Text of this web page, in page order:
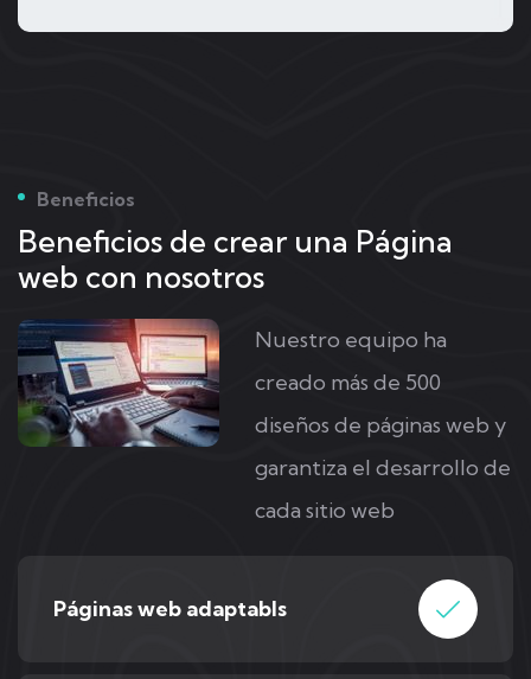
Beneficios
Beneficios de crear una Página
web con nosotros
Nuestro equipo ha
creado más de 500
diseños de páginas web y
garantiza el desarrollo de
cada sitio web
Páginas web adaptabls